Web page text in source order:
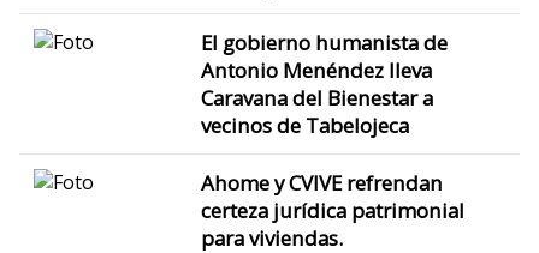
El gobierno humanista de
Antonio Menéndez lleva
Caravana del Bienestar a
vecinos de Tabelojeca
Ahome y CVIVE refrendan
certeza jurídica patrimonial
para viviendas.